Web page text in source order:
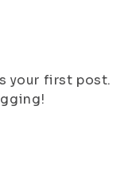
your first post.